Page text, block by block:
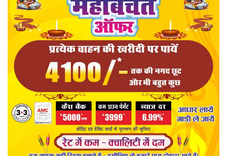
मैगज़ीन की लेख
प्रमुख खबर
हेल्थ
Language
English hindi